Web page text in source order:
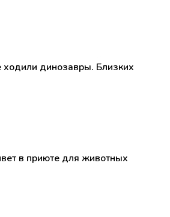
динозавры. Близких
в приюте для животных